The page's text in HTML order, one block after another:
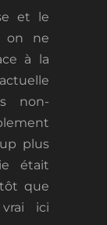
et le
on ne
à la
non-
plus
était
que
ici